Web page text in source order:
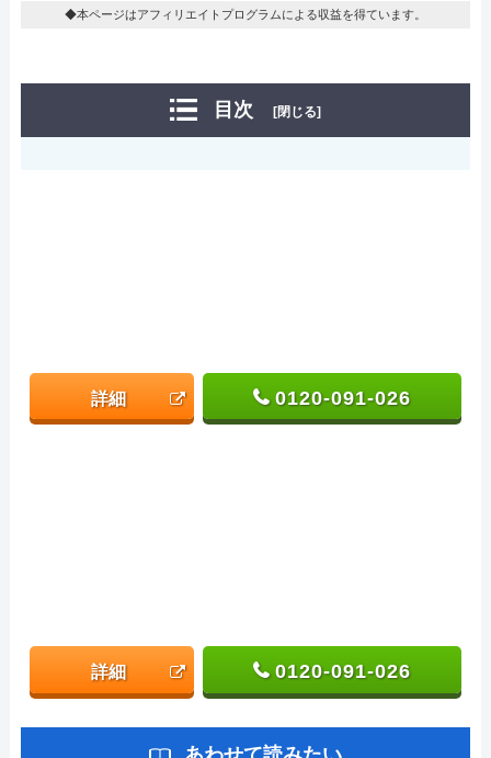
◆本ページはアフィリエイトプログラムによる収益を得ています。
目次 [閉じる]
詳細 0120-091-026
詳細 0120-091-026